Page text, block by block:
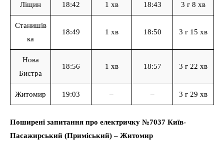
Ліщин 18:42 1 хв 18:43 3 г 8 хв
Станишів
ка
18:49 1 хв 18:50 3 г 15 хв
Нова
Бистра
18:56 1 хв 18:57 3 г 22 хв
Житомир 19:03 – – 3 г 29 хв
Поширені запитання про електричку №7037 Київ-
Пасажирський (Приміський) – Житомир